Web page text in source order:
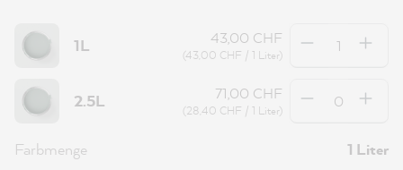
1L 43,00 CHF
(43,00 CHF / 1 Liter)
2.5L 71,00 CHF
(28,40 CHF / 1 Liter)
Farbmenge
1 Liter